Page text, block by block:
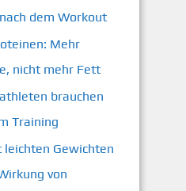
dem Workout
Mehr
nicht mehr Fett
brauchen
Training
leichten Gewichten
von